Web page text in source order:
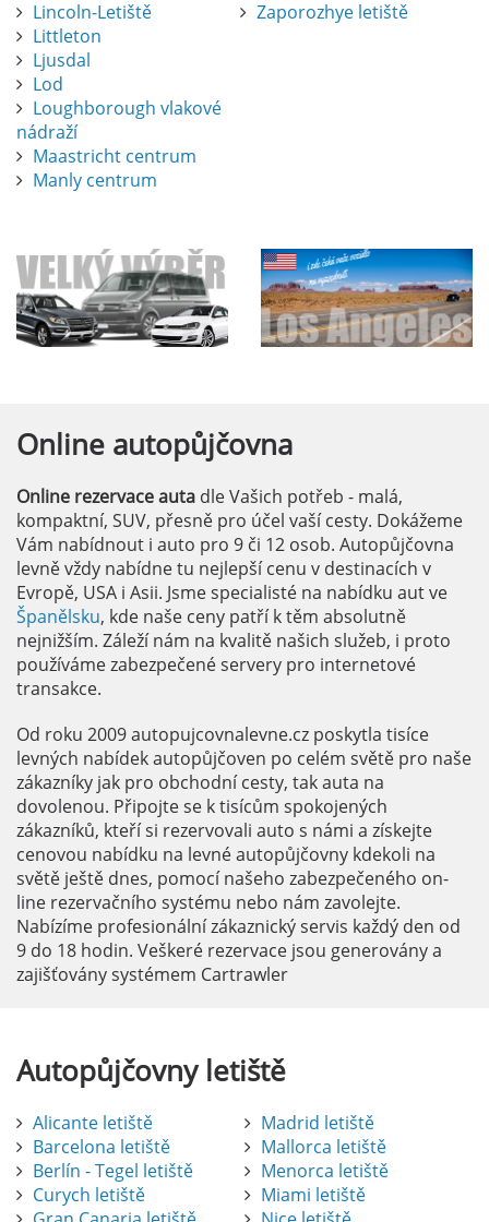
Lincoln-Letiště
Littleton
Ljusdal
Lod
Loughborough vlakové
nádraží
Maastricht centrum
Manly centrum
Zaporozhye letiště
Online autopůjčovna
Online rezervace auta dle Vašich potřeb - malá,
kompaktní, SUV, přesně pro účel vaší cesty. Dokážeme
Vám nabídnout i auto pro 9 či 12 osob. Autopůjčovna
levně vždy nabídne tu nejlepší cenu v destinacích v
Evropě, USA i Asii. Jsme specialisté na nabídku aut ve
Španělsku, kde naše ceny patří k těm absolutně
nejnižším. Záleží nám na kvalitě našich služeb, i proto
používáme zabezpečené servery pro internetové
transakce.
Od roku 2009 autopujcovnalevne.cz poskytla tisíce
levných nabídek autopůjčoven po celém světě pro naše
zákazníky jak pro obchodní cesty, tak auta na
dovolenou. Připojte se k tisícům spokojených
zákazníků, kteří si rezervovali auto s námi a získejte
cenovou nabídku na levné autopůjčovny kdekoli na
světě ještě dnes, pomocí našeho zabezpečeného on-
line rezervačního systému nebo nám zavolejte.
Nabízíme profesionální zákaznický servis každý den od
9 do 18 hodin. Veškeré rezervace jsou generovány a
zajišťovány systémem Cartrawler
Autopůjčovnyletiště
Alicante letiště
Barcelona letiště
Berlín - Tegel letiště
Curych letiště
Madrid letiště
Mallorca letiště
Menorca letiště
Miami letiště